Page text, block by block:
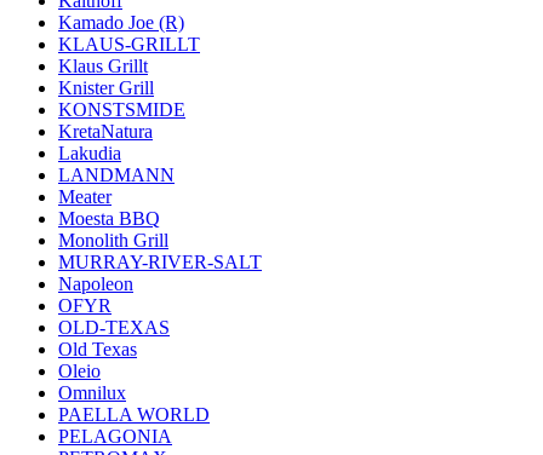
Kamado Joe (R)
KLAUS-GRILLT
Klaus Grillt
Knister Grill
KONSTSMIDE
KretaNatura
Lakudia
LANDMANN
Meater
Moesta BBQ
Monolith Grill
MURRAY-RIVER-SALT
Napoleon
OFYR
OLD-TEXAS
Old Texas
Oleio
Omnilux
PAELLA WORLD
PELAGONIA